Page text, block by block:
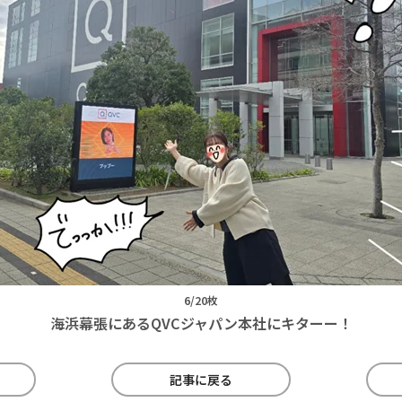
6/20枚
海浜幕張にあるQVCジャパン本社にキターー！
記事に戻る